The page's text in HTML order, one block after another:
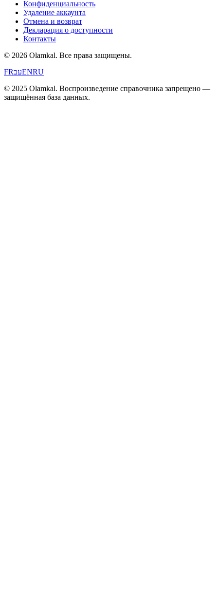
Конфиденциальность
Удаление аккаунта
Отмена и возврат
Декларация о доступности
Контакты
© 2026 Olamkal. Все права защищены.
FRעבENRU
© 2025 Olamkal. Воспроизведение справочника запрещено —
защищённая база данных.